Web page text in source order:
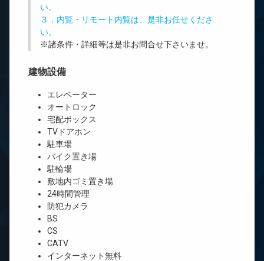
い。
３．内覧・リモート内覧は、是非お任せくださ
い。
※諸条件・詳細等は是非お問合せ下さいませ。
建物設備
エレベーター
オートロック
宅配ボックス
TVドアホン
駐車場
バイク置き場
駐輪場
敷地内ゴミ置き場
24時間管理
防犯カメラ
BS
CS
CATV
インターネット無料